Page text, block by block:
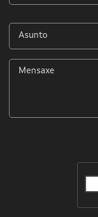
electrónico
*
Asunto
*
Mensaxe